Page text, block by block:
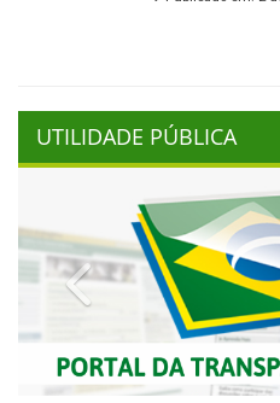
UTILIDADE PÚBLICA
Previous